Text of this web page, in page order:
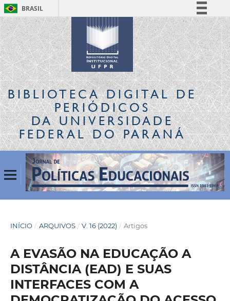
BRASIL
Simplifique!
Comunica BR
Participe
Acesso à informação
Legislação
Canais
BIBLIOTECA DIGITALDE
PERIÓDICOS
DA UNIVERSIDADE
FEDERAL DO PARANÁ
INÍCIO / ARQUIVOS / V. 16 (2022) / Artigos
A EVASÃO NA EDUCAÇÃO A
DISTÂNCIA (EAD) E SUAS
INTERFACES COM A